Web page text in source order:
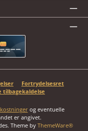
Fortrydelsesret
tilbagekaldelse
og eventuelle
er angivet.
Theme by ThemeWare®